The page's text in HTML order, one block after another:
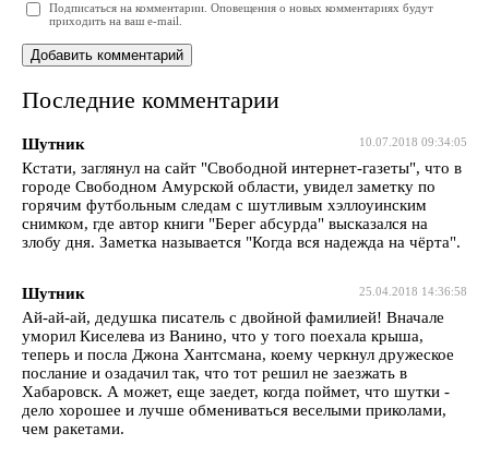
Подписаться на комментарии. Оповещения о новых комментариях будут
приходить на ваш e-mail.
Последние комментарии
10.07.2018 09:34:05
Шутник
Кстати, заглянул на сайт "Свободной интернет-газеты", что в
городе Свободном Амурской области, увидел заметку по
горячим футбольным следам с шутливым хэллоуинским
снимком, где автор книги "Берег абсурда" высказался на
злобу дня. Заметка называется "Когда вся надежда на чёрта".
25.04.2018 14:36:58
Шутник
Ай-ай-ай, дедушка писатель с двойной фамилией! Вначале
уморил Киселева из Ванино, что у того поехала крыша,
теперь и посла Джона Хантсмана, коему черкнул дружеское
послание и озадачил так, что тот решил не заезжать в
Хабаровск. А может, еще заедет, когда поймет, что шутки -
дело хорошее и лучше обмениваться веселыми приколами,
чем ракетами.